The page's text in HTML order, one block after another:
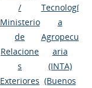
/
Ministerio
de
Relacione
s
Exteriores
Tecnologí
a
Agropecu
aria
(INTA)
(Buenos